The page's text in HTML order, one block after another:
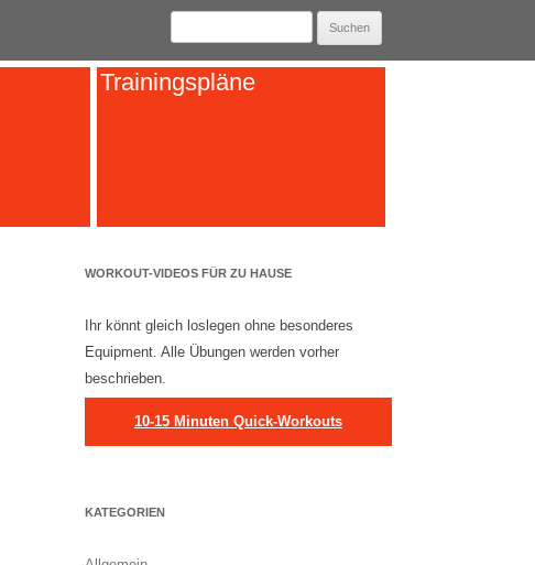
Suchen
Trainingspläne
WORKOUT-VIDEOS FÜR ZU HAUSE
Ihr könnt gleich loslegen ohne besonderes
Equipment. Alle Übungen werden vorher
beschrieben.
10-15 Minuten Quick-Workouts
KATEGORIEN